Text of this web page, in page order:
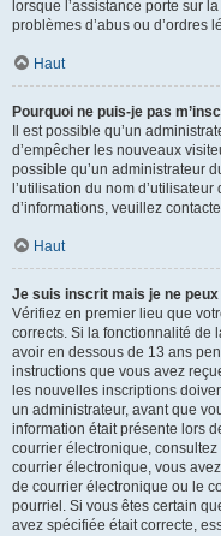
lorsque l’assistance porte sur
problèmes d’abus ou d’ordres
Haut
Pourquoi ne puis-je pas
Il est possible qu’un
d’empêcher les nouveaux
possible qu’un administrateur
l’utilisation du nom
d’informations, veuillez
Haut
Je suis inscrit mais je ne
Vérifiez en premier lieu que
corrects. Si la fonctionnalité de
avoir en dessous de 13 ans
instructions que vous avez
les nouvelles inscriptions
un administrateur, avant que
information était présente lors
courrier électronique,
courrier électronique, vous
de courrier électronique ou le
pourriel. Si vous êtes certain
avez spécifiée était correcte,